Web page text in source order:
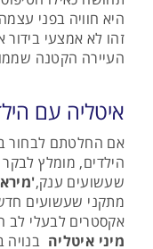
היא חוויה בפני
זהו לא אמצעי
העיירה הקטנה
איטליה עם
אם החלטתם לבחור
הילדים, מומלץ
שעשועים ענק,
מתקני שעשועים
אקסטרים לבעלי לב
מיני איטליה